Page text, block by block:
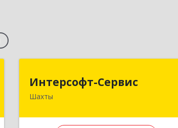
Интерсофт-Сервис
Шахты
Интерсофт-Сервис
346480, Ростовская обл, Шахты г,